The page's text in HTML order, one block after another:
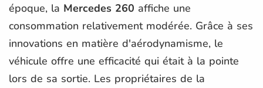
époque, la Mercedes 260 affiche une
consommation relativement modérée. Grâce à ses
innovations en matière d'aérodynamisme, le
véhicule offre une efficacité qui était à la pointe
lors de sa sortie. Les propriétaires de la